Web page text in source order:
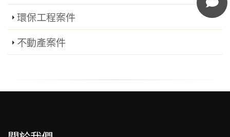
環保工程案件
不動產案件